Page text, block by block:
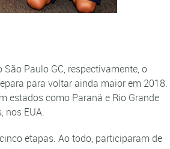
Paulo GC, respectivamente, o
para voltar ainda maior em 2018.
estados como Paraná e Rio Grande
nos EUA.
etapas. Ao todo, participaram de